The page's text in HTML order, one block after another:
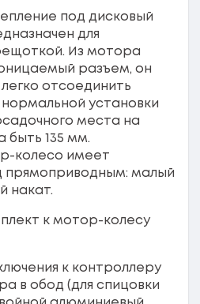
под дисковый
для
Из мотора
разъем, он
отсоединить
установки
места на
быть 135 мм.
колесо имеет
прямоприводным: малый
накат.
к мотор-колесу
к контроллеру
в обод (для спицовки